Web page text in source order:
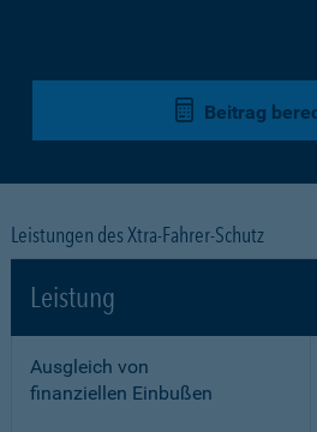
Beitrag
Leistungen des Xtra-Fahrer-Schutz
Leistung
Ausgleich von
finanziellen Einbußen